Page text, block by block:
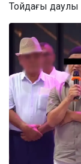
Тойдағы даулы